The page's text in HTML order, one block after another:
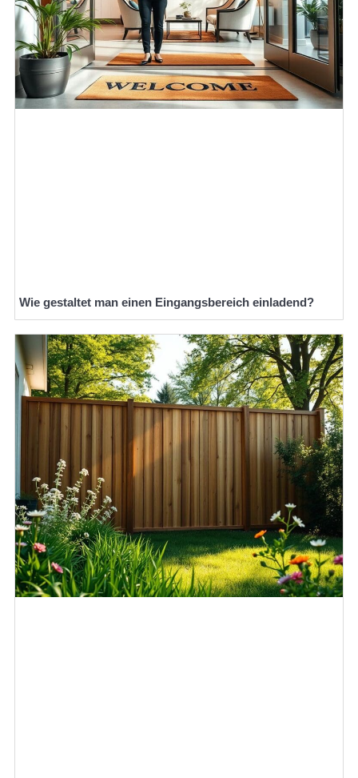
Wie gestaltet man einen Eingangsbereich einladend?